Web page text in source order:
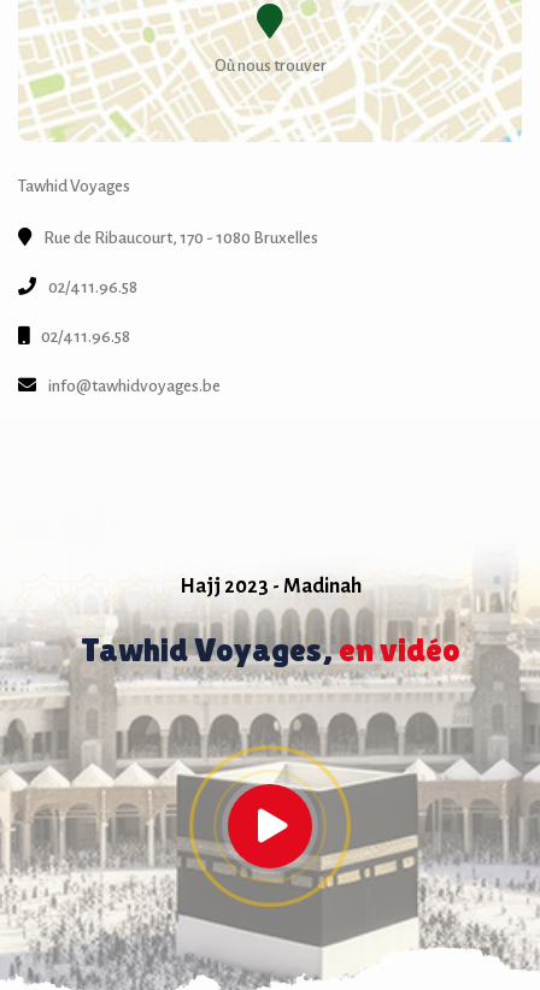
Où nous trouver
Tawhid Voyages
Rue de Ribaucourt, 170 - 1080 Bruxelles
02/411.96.58
02/411.96.58
info@tawhidvoyages.be
Hajj 2023 - Madinah
Tawhid Voyages,en vidéo